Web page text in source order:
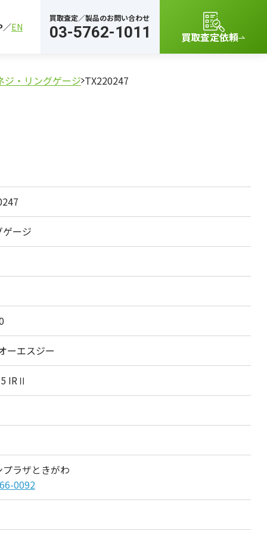
EN
買取査定／製品のお問い合わせ
03-5762-1011 買取査定依頼
ジ・リングゲージ TX220247
ージ
ーエスジー
IRⅡ
ラザときがわ
0092